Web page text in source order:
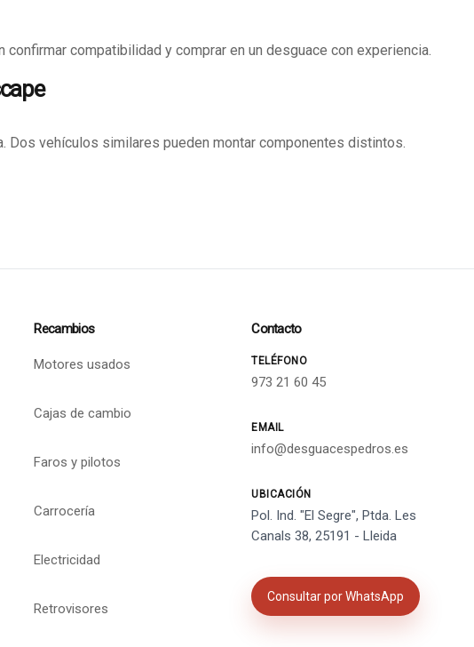
compatibilidad y comprar en un desguace con experiencia.
Dos vehículos similares pueden montar componentes distintos.
Recambios
Motores usados
Cajas de cambio
Faros y pilotos
Carrocería
Electricidad
Retrovisores
Contacto
TELÉFONO
973 21 60 45
EMAIL
info@desguacespedros.es
UBICACIÓN
Pol. Ind. "El Segre", Ptda. Les
Canals 38, 25191 - Lleida
Consultar por WhatsApp